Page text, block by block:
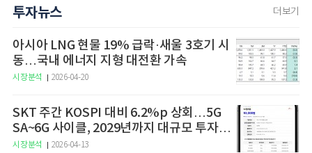
투자뉴스 더보기
아시아 LNG 현물 19% 급락·새울 3호기 시
동…국내 에너지 지형 대전환 가속
시장분석 2026-04-20
SKT 주간 KOSPI 대비 6.2%p 상회…5G
SA~6G 사이클, 2029년까지 대규모 투자
예고
시장분석 2026-04-13